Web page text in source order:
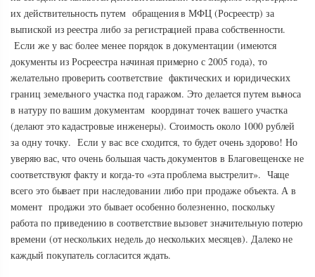
их действительность путем обращения в МФЦ (Росреестр) за
выпиской из реестра либо за регистрацией права собственности.
Если же у вас более менее порядок в документации (имеются
документы из Росреестра начиная примерно с 2005 года), то
желательно проверить соответствие фактических и юридических
границ земельного участка под гаражом. Это делается путем выноса
в натуру по вашим документам координат точек вашего участка
(делают это кадастровые инженеры). Стоимость около 1000 рублей
за одну точку. Если у вас все сходится, то будет очень здорово! Но
уверяю вас, что очень большая часть документов в Благовещенске не
соответствуют факту и когда-то «эта проблема выстрелит». Чаще
всего это бывает при наследовании либо при продаже объекта. А в
момент продажи это бывает особенно болезненно, поскольку
работа по приведению в соответствие вызовет значительную потерю
времени (от нескольких недель до нескольких месяцев). Далеко не
каждый покупатель согласится ждать.